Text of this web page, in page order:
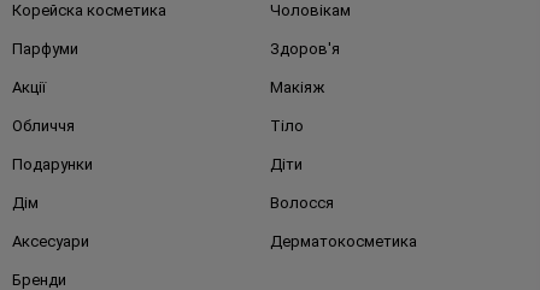
Корейска косметика Чоловікам
Парфуми Здоров'я
Акції Макіяж
Обличчя Тіло
Подарунки Діти
Дім Волосся
Аксесуари Дерматокосметика
Бренди